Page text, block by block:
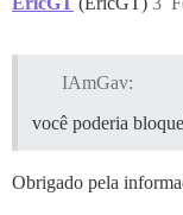
IAmGav:
você poderia
Obrigado pela